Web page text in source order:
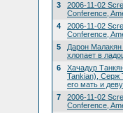
3
2006-11-02
Conference,
4
2006-11-02
Conference,
5
Дарон
хлопает в
6
Хачадур
Tankian), Серж
его мать и
7
2006-11-02
Conference,